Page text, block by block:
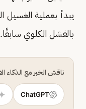
يبدأ بعملية
بالفشل الكلوي سابقًا.
ناقش الخبر مع الذكاء
ChatGPT